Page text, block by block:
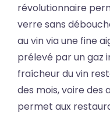
révolutionnaire
verre sans
au vin via une fine
prélevé par un gaz
fraîcheur du vin
des mois, voire des
permet aux